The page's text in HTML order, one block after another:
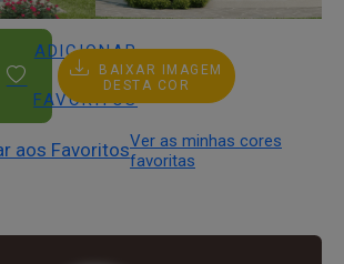
ADICIONAR
AOS
FAVORITOS
BAIXAR IMAGEM
DESTA COR
aos FavoritosVer as minhas cores
favoritas